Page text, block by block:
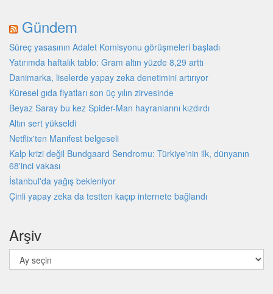
Gündem
Süreç yasasının Adalet Komisyonu görüşmeleri başladı
Yatırımda haftalık tablo: Gram altın yüzde 8,29 arttı
Danimarka, liselerde yapay zeka denetimini artırıyor
Küresel gıda fiyatları son üç yılın zirvesinde
Beyaz Saray bu kez Spider-Man hayranlarını kızdırdı
Altın sert yükseldi
Netflix'ten Manifest belgeseli
Kalp krizi değil Bundgaard Sendromu: Türkiye'nin ilk, dünyanın
68'inci vakası
İstanbul'da yağış bekleniyor
Çinli yapay zeka da testten kaçıp internete bağlandı
Arşiv
Arşiv